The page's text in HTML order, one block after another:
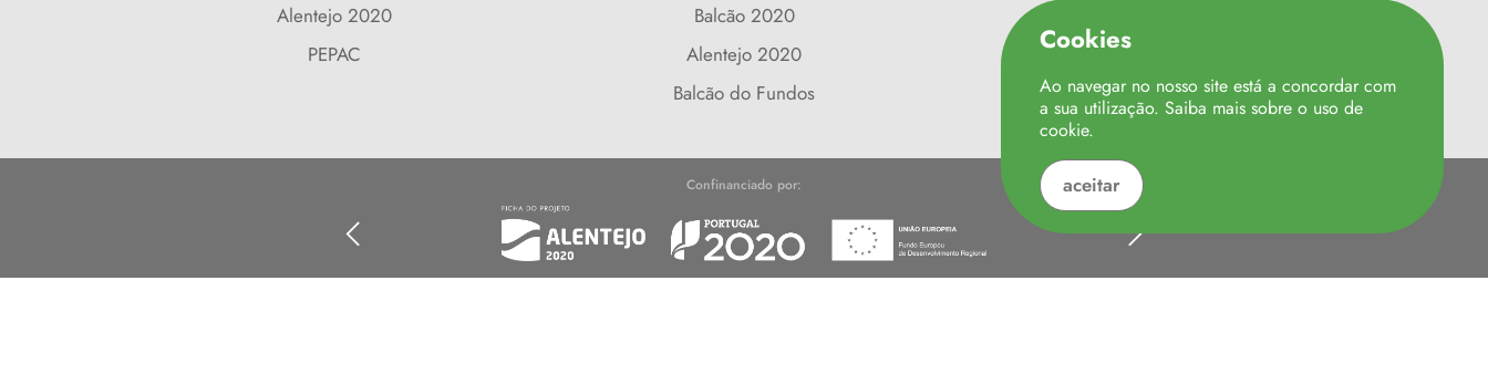
Alentejo 2020
PEPAC
Balcão 2020
Alentejo 2020
Balcão do Fundos
Caminhos do ribatejo
Locais a Visitar
APRODER © Todos os direitos reservados | Desenvolvido por Bomsite |Política de Privacidade e Cookies
Cookies
Ao navegar no nosso site está a concordar com
a sua utilização. Saiba mais sobre o uso de
cookie.
aceitar
Confinanciado por: